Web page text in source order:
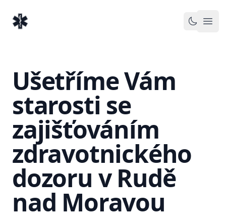
EventMedic.cz
Toggle
Ušetříme Vám
starosti se
zajišťováním
zdravotnického
dozoru v Rudě
nad Moravou